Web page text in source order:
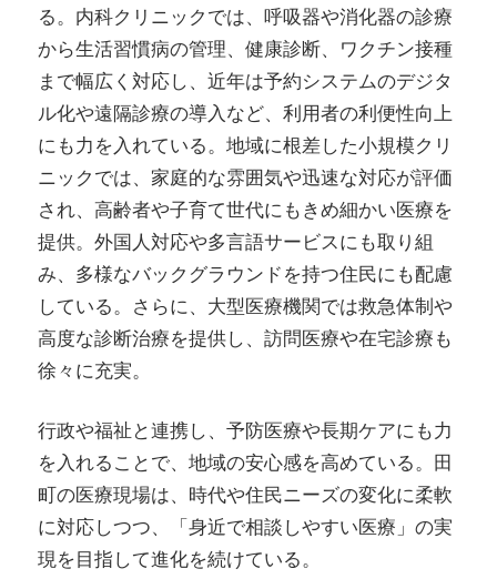
る。内科クリニックでは、呼吸器や消化器の診療
から生活習慣病の管理、健康診断、ワクチン接種
まで幅広く対応し、近年は予約システムのデジタ
ル化や遠隔診療の導入など、利用者の利便性向上
にも力を入れている。地域に根差した小規模クリ
ニックでは、家庭的な雰囲気や迅速な対応が評価
され、高齢者や子育て世代にもきめ細かい医療を
提供。外国人対応や多言語サービスにも取り組
み、多様なバックグラウンドを持つ住民にも配慮
している。さらに、大型医療機関では救急体制や
高度な診断治療を提供し、訪問医療や在宅診療も
徐々に充実。
行政や福祉と連携し、予防医療や長期ケアにも力
を入れることで、地域の安心感を高めている。田
町の医療現場は、時代や住民ニーズの変化に柔軟
に対応しつつ、「身近で相談しやすい医療」の実
現を目指して進化を続けている。